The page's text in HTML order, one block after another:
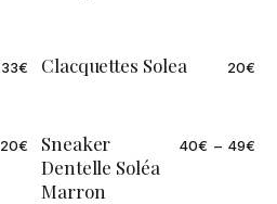
33€ Clacquettes Solea 20€
20€
Sneaker
Dentelle Soléa
Marron
40€ – 49€